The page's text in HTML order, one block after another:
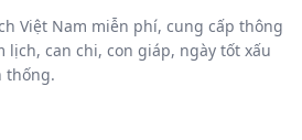
Việt Nam miễn phí, cung cấp thông
lịch, can chi, con giáp, ngày tốt xấu
thống.